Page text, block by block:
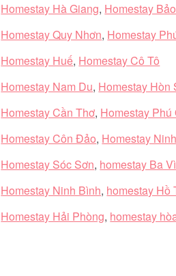
Homestay Hà Giang, Homestay
Homestay Quy Nhơn, Homestay
Homestay Huế, Homestay Cô Tô
Homestay Nam Du, Homestay Hòn
Homestay Cần Thơ, Homestay Phú
Homestay Côn Đảo, Homestay
Homestay Sóc Sơn, homestay Ba Vì
Homestay Ninh Bình, homestay Hồ
Homestay Hải Phòng, homestay